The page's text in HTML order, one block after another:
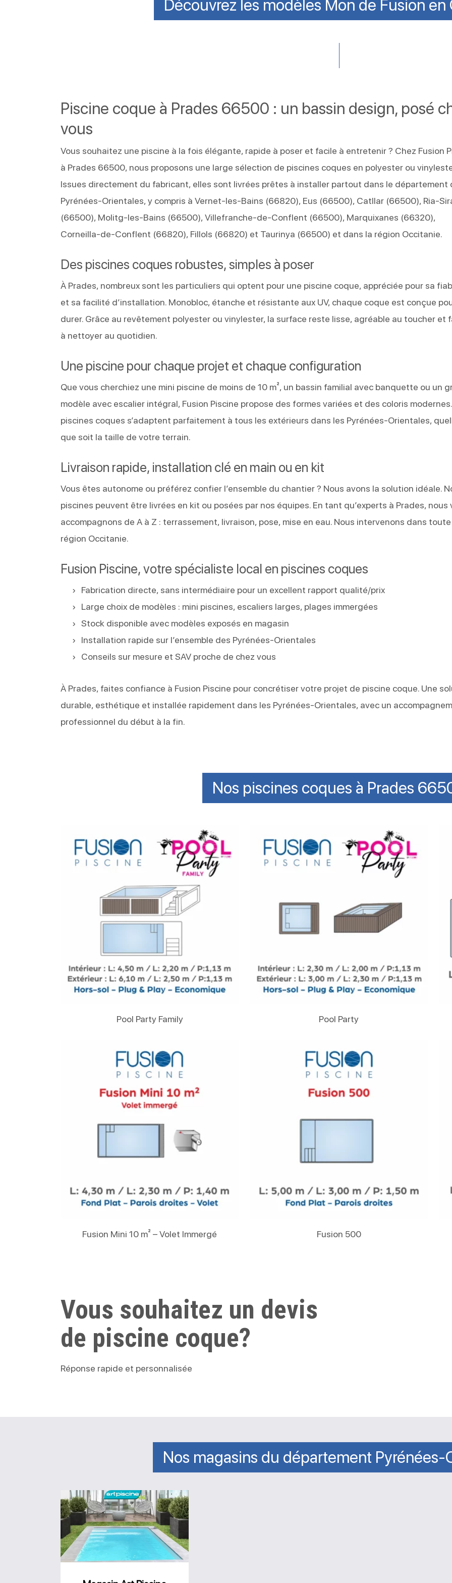
Découvrez les modèles Mon de Fusion en
Piscine coque à Prades 66500 : un bassin design, posé
vous
Vous souhaitez une piscine à la fois élégante, rapide à poser et facile à entretenir ? Chez Fusion
à Prades 66500, nous proposons une large sélection de piscines coques en polyester ou
Issues directement du fabricant, elles sont livrées prêtes à installer partout dans le département
Pyrénées-Orientales, y compris à Vernet-les-Bains (66820), Eus (66500), Catllar (66500), Ria-
(66500), Molitg-les-Bains (66500), Villefranche-de-Conflent (66500), Marquixanes (66320),
Corneilla-de-Conflent (66820), Fillols (66820) et Taurinya (66500) et dans la région Occitanie.
Des piscines coques robustes, simples à poser
À Prades, nombreux sont les particuliers qui optent pour une piscine coque, appréciée pour sa
et sa facilité d’installation. Monobloc, étanche et résistante aux UV, chaque coque est conçue
durer. Grâce au revêtement polyester ou vinylester, la surface reste lisse, agréable au toucher et
à nettoyer au quotidien.
Une piscine pour chaque projet et chaque configuration
Que vous cherchiez une mini piscine de moins de 10 m², un bassin familial avec banquette ou un
modèle avec escalier intégral, Fusion Piscine propose des formes variées et des coloris
piscines coques s’adaptent parfaitement à tous les extérieurs dans les Pyrénées-Orientales,
que soit la taille de votre terrain.
Livraison rapide, installation clé en main ou en kit
Vous êtes autonome ou préférez confier l’ensemble du chantier ? Nous avons la solution idéale.
piscines peuvent être livrées en kit ou posées par nos équipes. En tant qu’experts à Prades, nous
accompagnons de A à Z : terrassement, livraison, pose, mise en eau. Nous intervenons dans
région Occitanie.
Fusion Piscine, votre spécialiste local en piscines coques
Fabrication directe, sans intermédiaire pour un excellent rapport qualité/prix
Large choix de modèles : mini piscines, escaliers larges, plages immergées
Stock disponible avec modèles exposés en magasin
Installation rapide sur l’ensemble des Pyrénées-Orientales
Conseils sur mesure et SAV proche de chez vous
À Prades, faites confiance à Fusion Piscine pour concrétiser votre projet de piscine coque. Une
durable, esthétique et installée rapidement dans les Pyrénées-Orientales, avec un
professionnel du début à la fin.
Nos piscines coques à Prades
Pool Party Family Pool Party
Lire La Suite
Fusion Mini 10 m² – Volet Immergé Fusion 500
Vous souhaitez un devis
de piscine coque?
Réponse rapide et personnalisée
Nos magasins du département Pyrénées-
Magasin
Art
Piscine
Villemolaque